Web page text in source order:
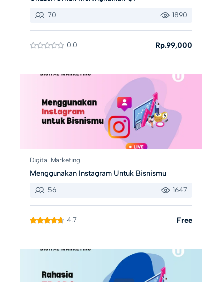
70 1890
0.0 Rp.99,000
Digital Marketing
Menggunakan Instagram Untuk Bisnismu
56 1647
4.7 Free